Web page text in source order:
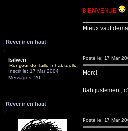
BIENVENUE
Mieux vaut
Revenir en haut
Isilwen
Rongeur de Taille Inhabituelle
Inscrit le: 17 Mar 2004
Messages: 20
Posté le: 17 Mar
Merci
Bah justement,
Revenir en haut
Posté le: 17 Mar